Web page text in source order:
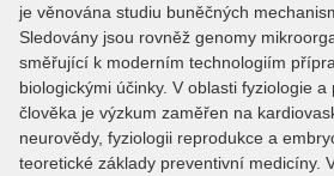
je věnována studiu buněčných
Sledovány jsou rovněž genomy
směřující k moderním technologiím
biologickými účinky. V oblasti fyziologie
člověka je výzkum zaměřen na
neurovědy, fyziologii reprodukce a
teoretické základy preventivní medicíny.